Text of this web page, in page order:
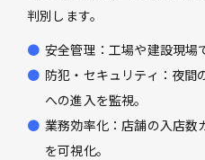
判別します。
安全管理：工場や建設現場
防犯・セキュリティ：夜間
への進入を監視。
業務効率化：店舗の入店数
を可視化。